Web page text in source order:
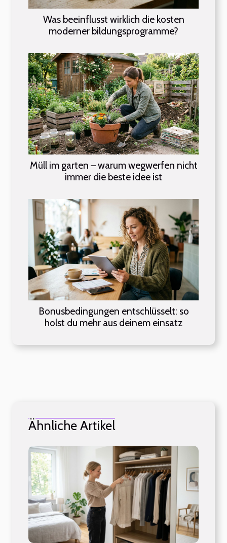
Was beeinflusst wirklich die kosten
moderner bildungsprogramme?
Müll im garten – warum wegwerfen nicht
immer die beste idee ist
Bonusbedingungen entschlüsselt: so
holst du mehr aus deinem einsatz
Ähnliche Artikel